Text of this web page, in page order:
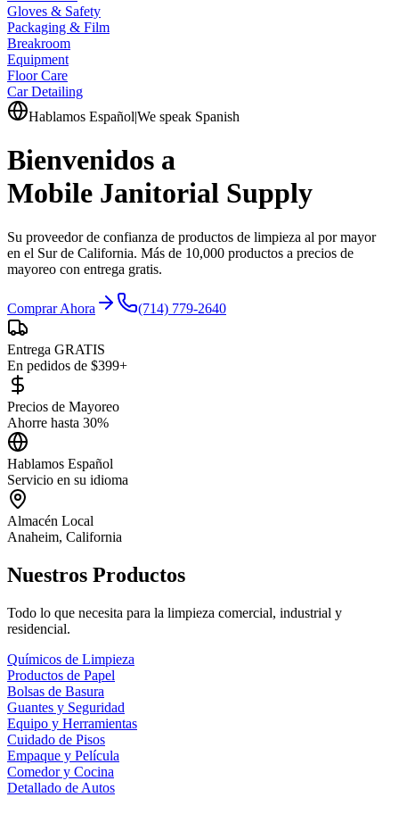
Gloves & Safety
Packaging & Film
Breakroom
Equipment
Floor Care
Car Detailing
Hablamos Español|We speak Spanish
Bienvenidos a
Mobile Janitorial Supply
Su proveedor de confianza de productos de limpieza al por mayor
en el Sur de California. Más de 10,000 productos a precios de
mayoreo con entrega gratis.
Comprar Ahora (714) 779-2640
Entrega GRATIS
En pedidos de $399+
Precios de Mayoreo
Ahorre hasta 30%
Hablamos Español
Servicio en su idioma
Almacén Local
Anaheim, California
Nuestros Productos
Todo lo que necesita para la limpieza comercial, industrial y
residencial.
Químicos de Limpieza
Productos de Papel
Bolsas de Basura
Guantes y Seguridad
Equipo y Herramientas
Cuidado de Pisos
Empaque y Película
Comedor y Cocina
Detallado de Autos